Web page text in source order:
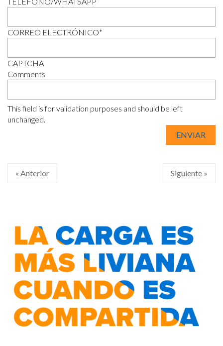
CORREO ELECTRÓNICO*
CAPTCHA
Comments
This field is for validation purposes and should be left
unchanged.
« Anterior Siguiente »